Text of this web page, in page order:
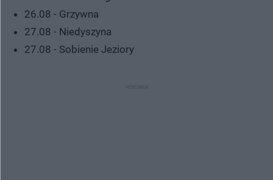
26.08 - Grzywna
27.08 - Niedyszyna
27.08 - Sobienie Jeziory